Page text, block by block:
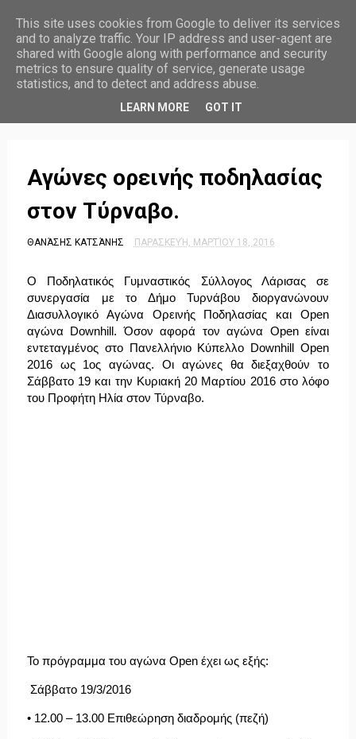
ΤΥΡΝΑΒΙΤΙΚΑ ΝΕΑ
HOME
Αγώνες ορεινής ποδηλασίας
στον Τύρναβο.
ΘΑΝΆΣΗΣ ΚΑΤΣΆΝΗΣ ΠΑΡΑΣΚΕΥΉ, ΜΑΡΤΊΟΥ 18, 2016
Ο Ποδηλατικός Γυμναστικός Σύλλογος Λάρισας σε
συνεργασία με το Δήμο Τυρνάβου διοργανώνουν
Διασυλλογικό Αγώνα Ορεινής Ποδηλασίας και Open
αγώνα Downhill. Όσον αφορά τον αγώνα Open είναι
εντεταγμένος στο Πανελλήνιο Κύπελλο Downhill Open
2016 ως 1ος αγώνας. Οι αγώνες θα διεξαχθούν το
Σάββατο 19 και την Κυριακή 20 Μαρτίου 2016 στο λόφο
του Προφήτη Ηλία στον Τύρναβο.
Το πρόγραμμα του αγώνα Open έχει ως εξής:
Σάββατο 19/3/2016
• 12.00 – 13.00 Επιθεώρηση διαδρομής (πεζή)
This site uses cookies from Google to deliver its services
and to analyze traffic. Your IP address and user-agent are
shared with Google along with performance and security
metrics to ensure quality of service, generate usage
statistics, and to detect and address abuse.
LEARN MORE GOT IT